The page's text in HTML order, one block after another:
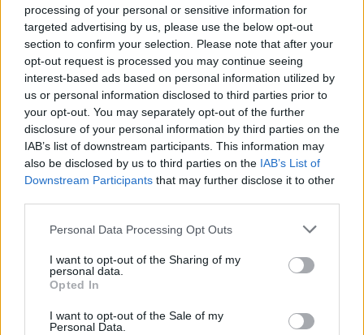
processing of your personal or sensitive information for
targeted advertising by us, please use the below opt-out
section to confirm your selection. Please note that after your
opt-out request is processed you may continue seeing
interest-based ads based on personal information utilized by
us or personal information disclosed to third parties prior to
your opt-out. You may separately opt-out of the further
disclosure of your personal information by third parties on the
IAB’s list of downstream participants. This information may
also be disclosed by us to third parties on the IAB’s List of
Downstream Participants that may further disclose it to other
Personal Data Processing Opt Outs
I want to opt-out of the Sharing of my
personal data.
Opted In
I want to opt-out of the Sale of my
Personal Data.
ΠΕΡΙΣΣΟΤΕΡΑ ΣΤΗΝ ΙΔΙΑ ΚΑΤΗΓΟΡΙΑ
ΙΑΣΩ: Διαγωνισμός στο Instagram
με 5 δωρεάν τοκετούς για την
Παγκόσμια Ημέρα Μητέρας
08 Μαϊος 2025
Haleon: Στην ελληνική αγορά το